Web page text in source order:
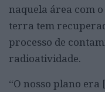
naquela área com
terra tem
processo de
radioatividade.
“O nosso plano